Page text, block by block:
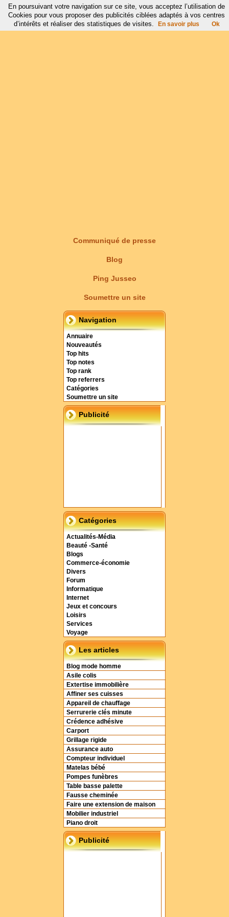
Communiqué de presse
Blog
Ping Jusseo
Soumettre un site
Navigation
Annuaire
Nouveautés
Top hits
Top notes
Top rank
Top referrers
Catégories
Soumettre un site
Publicité
Catégories
Actualités-Média
Beauté -Santé
Blogs
Commerce-économie
Divers
Forum
Informatique
Internet
Jeux et concours
Loisirs
Services
Voyage
Les articles
Blog mode homme
Asile colis
Extertise immobilière
Affiner ses cuisses
Appareil de chauffage
Serrurerie clés minute
Crédence adhésive
Carport
Grillage rigide
Assurance auto
Compteur individuel
Matelas bébé
Pompes funèbres
Table basse palette
Fausse cheminée
Faire une extension de maison
Mobilier industriel
Piano droit
Publicité
En poursuivant votre navigation sur ce site, vous acceptez l’utilisation de
Cookies pour vous proposer des publicités ciblées adaptés à vos centres
d’intérêts et réaliser des statistiques de visites.
En savoir plus Ok